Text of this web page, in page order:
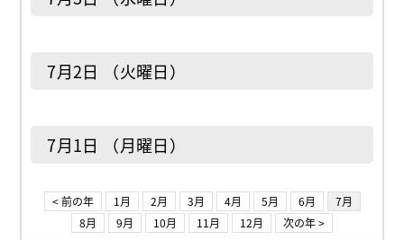
7月2日 （火曜日）
7月1日 （月曜日）
< 前の年 1月 2月 3月 4月 5月 6月
7月
8月
9月 10月 11月 12月 次の年 >